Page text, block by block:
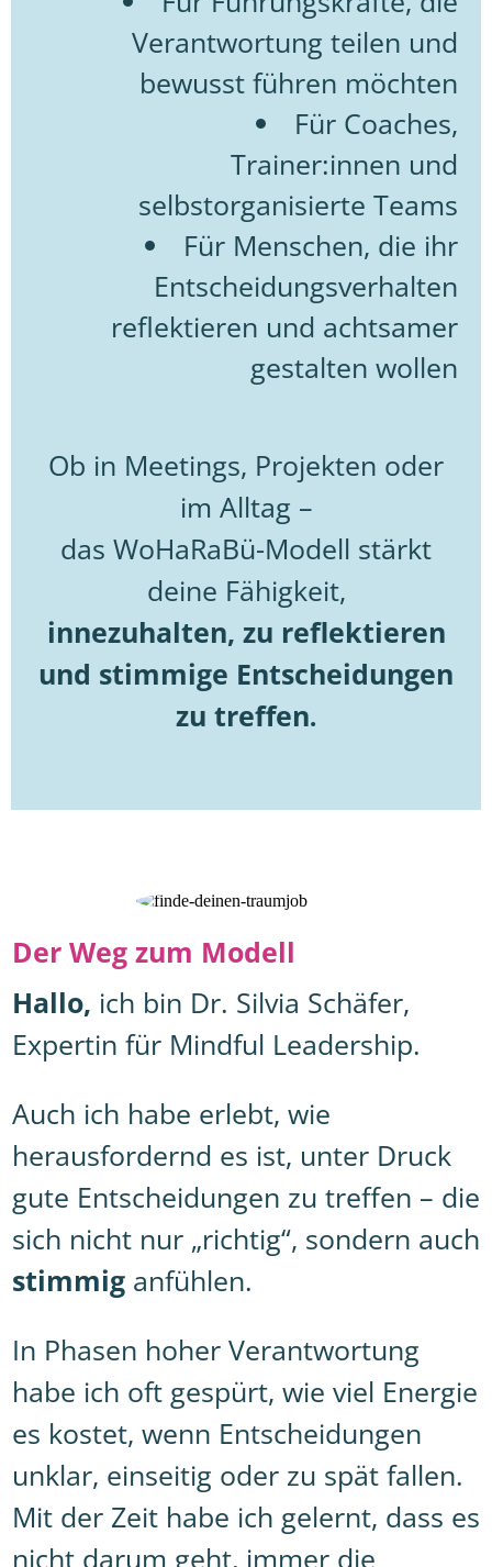
Verantwortung teilen und
bewusst führen möchten
Für Coaches,
Trainer:innen und
selbstorganisierte Teams
Für Menschen, die ihr
Entscheidungsverhalten
reflektieren und achtsamer
gestalten wollen
Ob in Meetings, Projekten oder
im Alltag –
das WoHaRaBü-Modell stärkt
deine Fähigkeit,
innezuhalten, zu reflektieren
und stimmige Entscheidungen
zu treffen.
Der Weg zum Modell
Hallo, ich bin Dr. Silvia Schäfer,
Expertin für Mindful Leadership.
Auch ich habe erlebt, wie
herausfordernd es ist, unter Druck
gute Entscheidungen zu treffen – die
sich nicht nur „richtig“, sondern auch
stimmig anfühlen.
In Phasen hoher Verantwortung
habe ich oft gespürt, wie viel Energie
es kostet, wenn Entscheidungen
unklar, einseitig oder zu spät fallen.
Mit der Zeit habe ich gelernt, dass es
nicht darum geht, immer die